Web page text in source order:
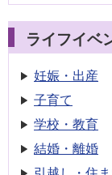
ライフイベ
妊娠・出産
子育て
学校・教育
結婚・離婚